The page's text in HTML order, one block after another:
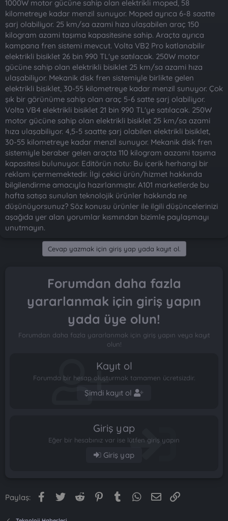
1000W motor gücüne sahip olan elektrikli moped, 58
kilometreye kadar menzil sunuyor. Moped ayrıca 6-8 saatte
şarj olabiliyor. 25 km/sa azami hıza ulaşabilen araç 150
kilogram azami taşıma kapasitesine sahip. Araçta ayrıca
kampana fren sistemi mevcut. Volta VB2 Pro katlanabilir
elektrikli bisiklet 26 bin 990 TL'ye satılacak. 250W motor
gücüne sahip olan elektrikli bisiklet 25 km/sa azami hıza
ulaşabiliyor. Mekanik disk fren sistemiyle birlikte gelen
elektrikli bisiklet, 30-55 kilometreye kadar menzil sunuyor. Çok
şık bir görünüme sahip olan araç 5-6 satte şarj olabiliyor.
Volta VB4 elektrikli bisiklet 21 bin 990 TL'ye satılacak. 250W
motor gücüne sahip olan elektrikli bisiklet 25 km/sa azami
hıza ulaşabiliyor. 4,5-5 saatte şarj olabilen elektrikli bisiklet,
30-55 kilometreye kadar menzil sunuyor. Mekanik disk fren
sistemiyle beraber gelen araçta 110 kilogram aazami taşıma
kapasitesi bulunuyor. Editörün notu: Bu içerik herhangi bir
reklam içermemektedir. İlgi çekici ürün/hizmet hakkında
bilgilendirme amacıyla hazırlanmıştır. A101 marketlerde bu
hafta satışa sunulan teknolojik ürünler hakkında ne
düşünüyorsunuz? Söz konusu ürünler ile ilgili düşüncelerinizi
aşağıda yer alan yorumlar kısmından bizimle paylaşmayı
unutmayın.
Cevap yazmak için giriş yap yada kayıt ol.
Forumdan daha fazla
yararlanmak için giriş yapın
yada üye olun!
Forumdan daha fazla yararlanmak için giriş yapın veya kayıt
olun!
Kayıt ol
Forumda bir hesap oluşturmak tamamen ücretsizdir.
Şimdi kayıt ol
Giriş yap
Eğer bir hesabınız var ise lütfen giriş yapın
Giriş yap
Paylaş: Facebook
Twitter Reddit PinterestTumblr WhatsApp
E-posta